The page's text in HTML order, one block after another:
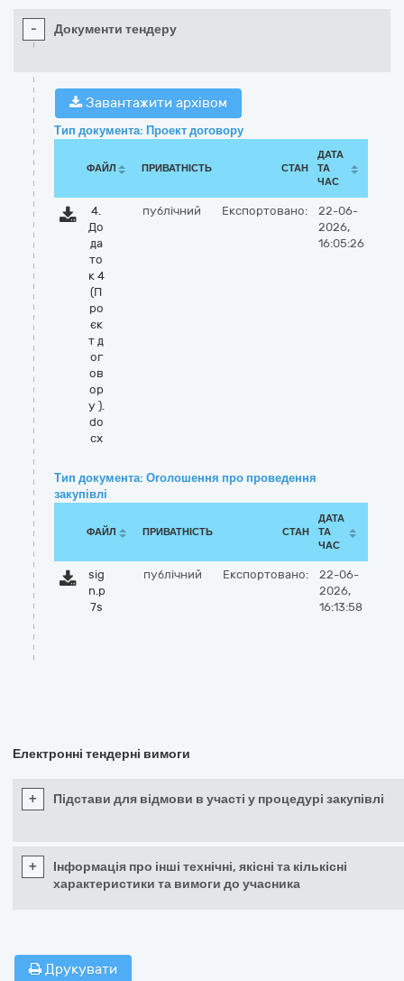
- Документи тендеру
Завантажити архівом
Тип документа: Проект договору
ФАЙЛ ПРИВАТНІСТЬ СТАН
ДАТА
ТА
ЧАС
4.
До
да
то
к 4
(П
ро
єк
т д
ог
ов
ор
у ).
do
cx
публічний Експортовано:
22-06-
2026,
16:05:26
Тип документа: Оголошення про проведення
закупівлі
ФАЙЛ ПРИВАТНІСТЬ СТАН
ДАТА
ТА
ЧАС
sig
n.p
7s
публічний Експортовано:
22-06-
2026,
16:13:58
Електронні тендерні вимоги
+ Підстави для відмови в участі у процедурі закупівлі
+
Інформація про інші технічні, якісні та кількісні
характеристики та вимоги до учасника
Друкувати